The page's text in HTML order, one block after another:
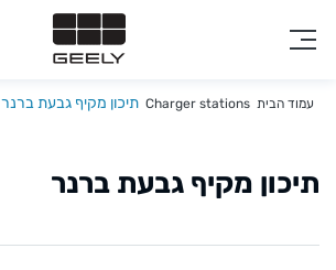
עמוד הבית Charger stations תיכון מקיף גבעת ברנר
תיכון מקיף גבעת ברנר